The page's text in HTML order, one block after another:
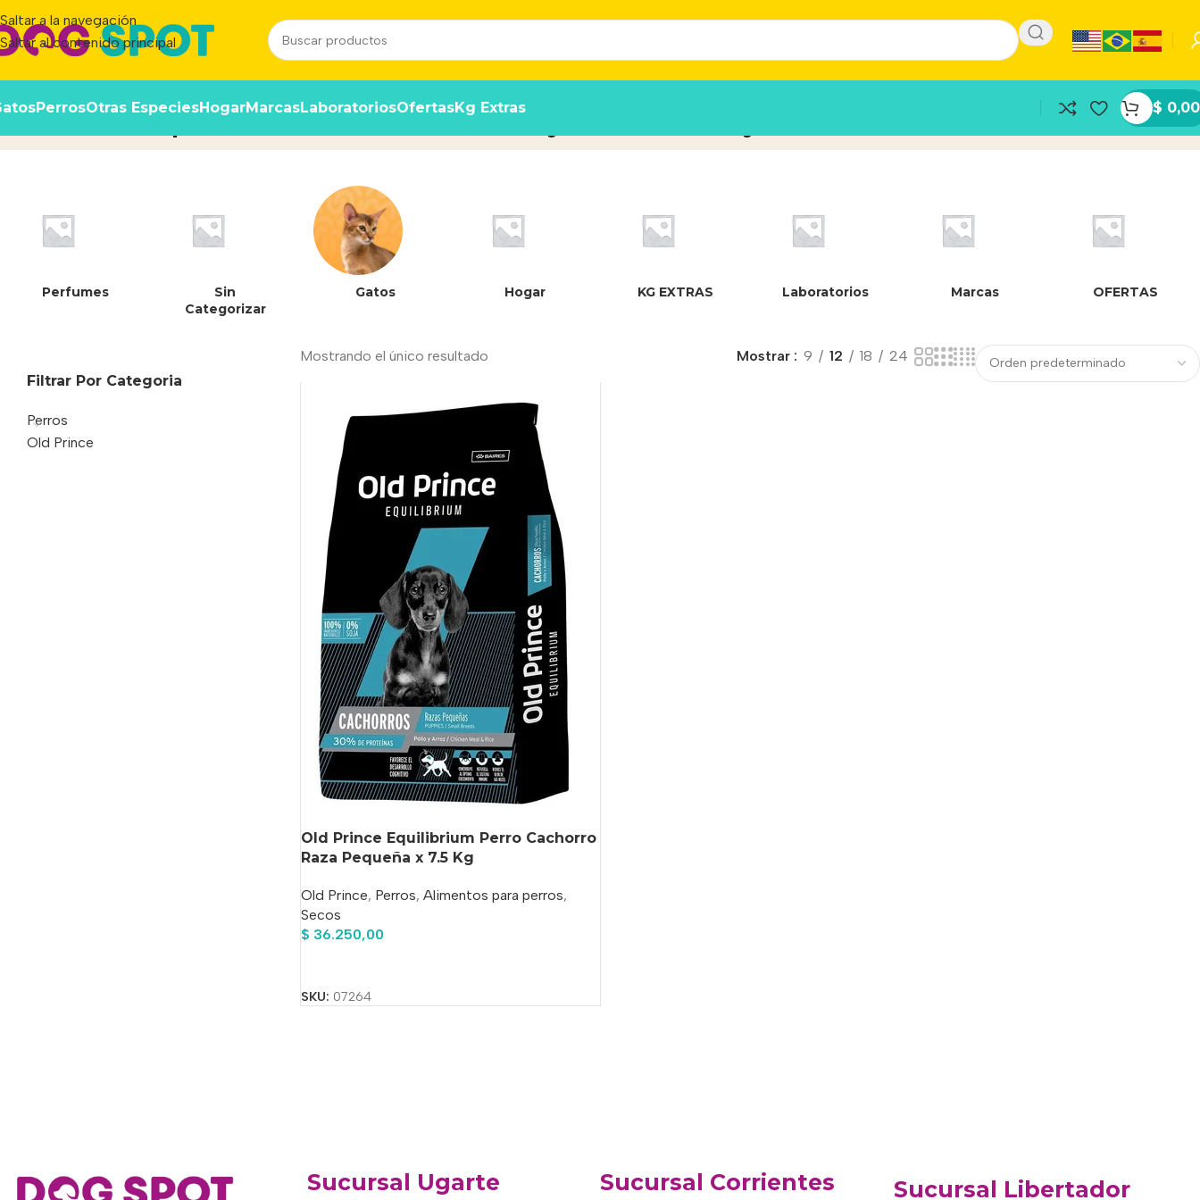
Saltar a la navegación
Saltar al contenido principal
PerrosOtras EspeciesHogarMarcasLaboratoriosOfertasKg Extras $ 0,00
Old Prince Equilibrium Cachorros Medianos y Grandes Pollo y Arroz
Perfumes
Sin
Categorizar
Gatos Hogar KG EXTRAS Laboratorios Marcas OFERTAS
Filtrar Por Categoria
Perros
Old Prince
Mostrando el único resultado Mostrar 9 12 18 24
Old Prince Equilibrium Perro Cachorro
Raza Pequeña x 7.5 Kg
Old Prince, Perros, Alimentos para perros,
Secos
$ 36.250,00
SKU: 07264
Sucursal Ugarte Sucursal Corrientes Sucursal Libertador